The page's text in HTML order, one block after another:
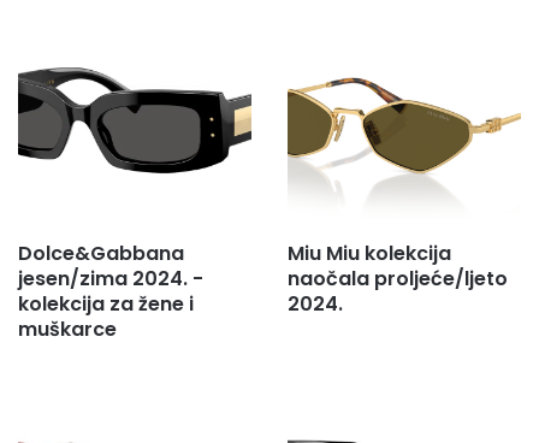
e
s
.
Dolce&Gabbana
jesen/zima 2024. -
kolekcija za žene i
muškarce
Miu Miu kolekcija
naočala proljeće/ljeto
2024.